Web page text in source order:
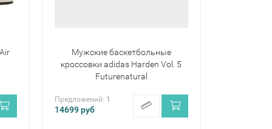
Мужские баскетбольные
кроссовки adidas Harden Vol. 5
Futurenatural
Предложений: 1
14699руб